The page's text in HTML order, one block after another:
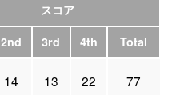
スコア
2nd 3rd 4th Total
14 13 22 77